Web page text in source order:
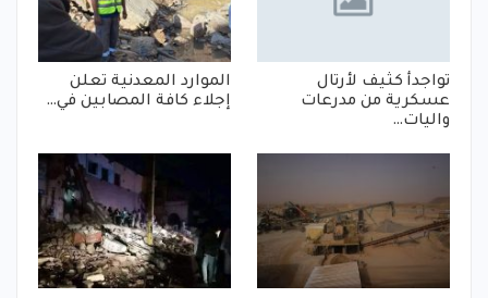
تواجدأ كثيف لأرتال
عسكرية من مدرعات
واليات…
الموارد المعدنية تعلن
إجلاء كافة المصابين في…